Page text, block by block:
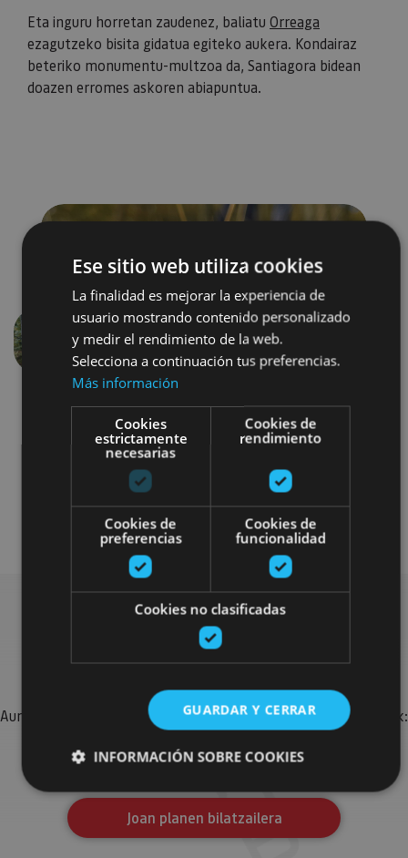
Eta inguru horretan zaudenez, baliatu Orreaga
ezagutzeko bisita gidatua egiteko aukera. Kondairaz
beteriko monumentu-multzoa da, Santiagora bidean
doazen erromes askoren abiapuntua.
Aurrekoa
Visitas guiadas Gastronomía
Bilatu plan gehiago
Aurkitu zure bidaia Nafarroan osatzeko planak eta iradokizunak:
garrantzitsuenak.
Joan planen bilatzailera
Ese sitio web utiliza cookies
La finalidad es mejorar la experiencia de
usuario mostrando contenido personalizado
y medir el rendimiento de la web.
Selecciona a continuación tus preferencias.
Más información
Cookies
estrictamente
necesarias
Cookies de
rendimiento
Cookies de
preferencias
Cookies de
funcionalidad
Cookies no clasificadas
GUARDAR Y CERRAR
INFORMACIÓN SOBRE COOKIES
Cookies estrictamente necesarias